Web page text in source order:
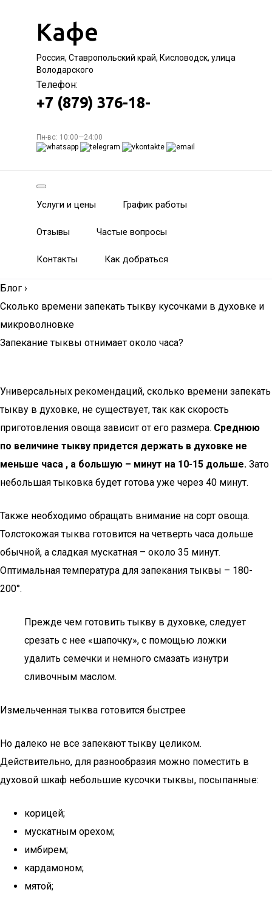
Кафе
Россия, Ставропольский край, Кисловодск, улица
Володарского
Телефон:
+7 (879) 376-18-
Пн-вс: 10:00—24:00
Услуги и цены График работы
Отзывы Частые вопросы
Контакты Как добраться
Блог ›
Сколько времени запекать тыкву кусочками в духовке и
микроволновке
Запекание тыквы отнимает около часа?
Универсальных рекомендаций, сколько времени запекать
тыкву в духовке, не существует, так как скорость
приготовления овоща зависит от его размера. Среднюю
по величине тыкву придется держать в духовке не
меньше часа , а большую – минут на 10-15 дольше. Зато
небольшая тыковка будет готова уже через 40 минут.
Также необходимо обращать внимание на сорт овоща.
Толстокожая тыква готовится на четверть часа дольше
обычной, а сладкая мускатная – около 35 минут.
Оптимальная температура для запекания тыквы – 180-
200°.
Прежде чем готовить тыкву в духовке, следует
срезать с нее «шапочку», с помощью ложки
удалить семечки и немного смазать изнутри
сливочным маслом.
Измельченная тыква готовится быстрее
Но далеко не все запекают тыкву целиком.
Действительно, для разнообразия можно поместить в
духовой шкаф небольшие кусочки тыквы, посыпанные:
корицей;
мускатным орехом;
имбирем;
кардамоном;
мятой;